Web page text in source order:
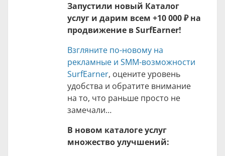
Запустили новый Каталог
услуг и дарим всем +10 000 ₽на
продвижение в SurfEarner!
Взгляните по-новому на
рекламные и SMM-возможности
SurfEarner, оцените уровень
удобства и обратите внимание
на то, что раньше просто не
замечали…
В новом каталоге услуг
множество улучшений: